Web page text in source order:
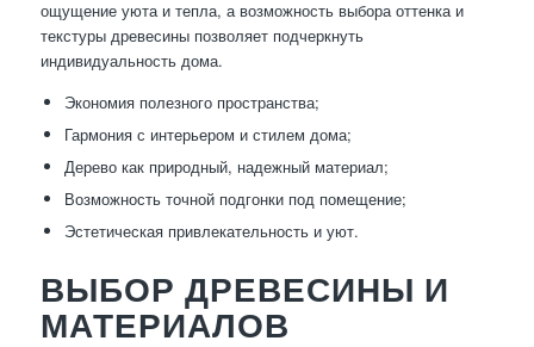
ощущение уюта и тепла, а возможность выбора оттенка и
текстуры древесины позволяет подчеркнуть
индивидуальность дома.
Экономия полезного пространства;
Гармония с интерьером и стилем дома;
Дерево как природный, надежный материал;
Возможность точной подгонки под помещение;
Эстетическая привлекательность и уют.
ВЫБОР ДРЕВЕСИНЫ И
МАТЕРИАЛОВ